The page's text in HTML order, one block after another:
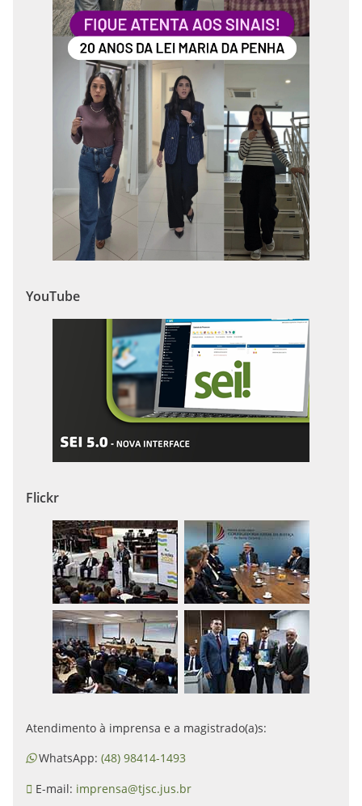
YouTube
Flickr
Atendimento à imprensa e a magistrado(a)s:
WhatsApp: (48) 98414-1493
E-mail: imprensa@tjsc.jus.br